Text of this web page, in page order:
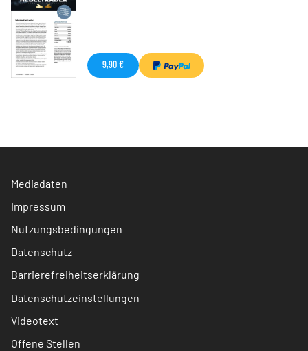
9,90 €
Mediadaten
Impressum
Nutzungsbedingungen
Datenschutz
Barrierefreiheitserklärung
Datenschutzeinstellungen
Videotext
Offene Stellen